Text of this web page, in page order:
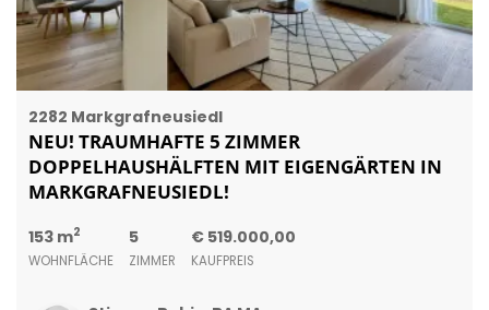
2282 Markgrafneusiedl
NEU! TRAUMHAFTE 5 ZIMMER
DOPPELHAUSHÄLFTEN MIT EIGENGÄRTEN IN
MARKGRAFNEUSIEDL!
153 m2
WOHNFLÄCHE
5
ZIMMER
€ 519.000,00
KAUFPREIS